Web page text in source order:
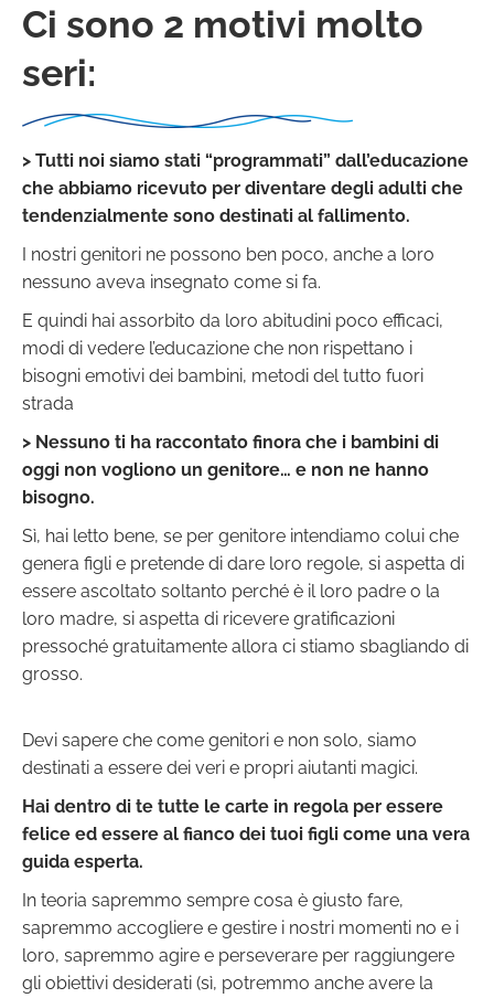
Ci sono 2 motivi molto
seri:
> Tutti noi siamo stati “programmati” dall’educazione
che abbiamo ricevuto per diventare degli adulti che
tendenzialmente sono destinati al fallimento.
I nostri genitori ne possono ben poco, anche a loro
nessuno aveva insegnato come si fa.
E quindi hai assorbito da loro abitudini poco efficaci,
modi di vedere l’educazione che non rispettano i
bisogni emotivi dei bambini, metodi del tutto fuori
strada
> Nessuno ti ha raccontato finora che i bambini di
oggi non vogliono un genitore… e non ne hanno
bisogno.
Sì, hai letto bene, se per genitore intendiamo colui che
genera figli e pretende di dare loro regole, si aspetta di
essere ascoltato soltanto perché è il loro padre o la
loro madre, si aspetta di ricevere gratificazioni
pressoché gratuitamente allora ci stiamo sbagliando di
grosso.
Devi sapere che come genitori e non solo, siamo
destinati a essere dei veri e propri aiutanti magici.
Hai dentro di te tutte le carte in regola per essere
felice ed essere al fianco dei tuoi figli come una vera
guida esperta.
In teoria sapremmo sempre cosa è giusto fare,
sapremmo accogliere e gestire i nostri momenti no e i
loro, sapremmo agire e perseverare per raggiungere
gli obiettivi desiderati (sì, potremmo anche avere la